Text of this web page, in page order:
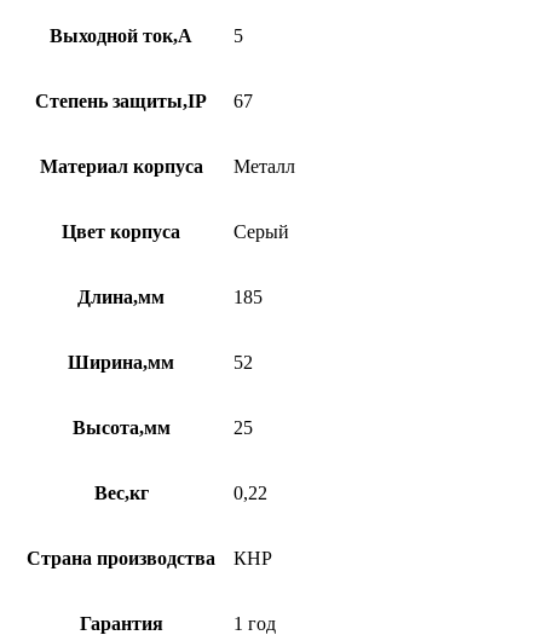
Выходной ток,А 5
Степень защиты,IP 67
Материал корпуса Металл
Цвет корпуса Серый
Длина,мм 185
Ширина,мм 52
Высота,мм 25
Вес,кг 0,22
Страна производства КНР
Гарантия 1 год